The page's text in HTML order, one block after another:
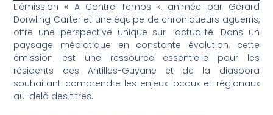
L’émission « A Contre Temps », animée par Gérard
Dorwling Carter et une équipe de chroniqueurs aguerris,
offre une perspective unique sur l’actualité. Dans un
paysage médiatique en constante évolution, cette
émission est une ressource essentielle pour les
résidents des Antilles-Guyane et de la diaspora
souhaitant comprendre les enjeux locaux et régionaux
au-delà des titres.